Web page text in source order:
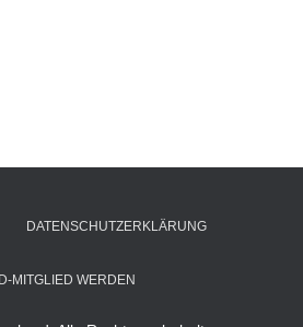
DATENSCHUTZERKLÄRUNG
MITGLIED WERDEN